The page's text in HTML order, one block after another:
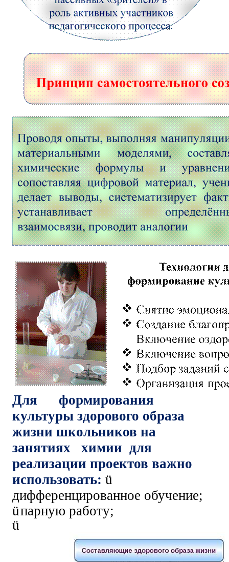
Для формирования
культуры здорового образа
жизни школьников на
занятиях химии для
реализации проектов важно
использовать: ü
дифференцированное обучение;
üпарную работу;
ü